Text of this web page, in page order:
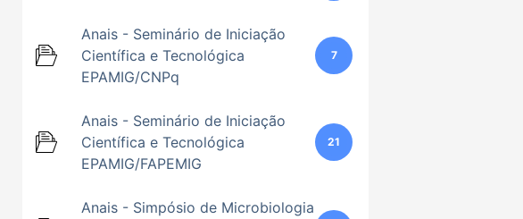
Anais - Seminário de Iniciação
Científica e Tecnológica
EPAMIG/CNPq
7
Anais - Seminário de Iniciação
Científica e Tecnológica
EPAMIG/FAPEMIG
21
Anais - Simpósio de Microbiologia